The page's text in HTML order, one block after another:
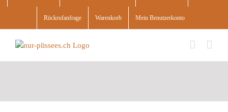
Rückrufanfrage Warenkorb Mein Benutzerkonto